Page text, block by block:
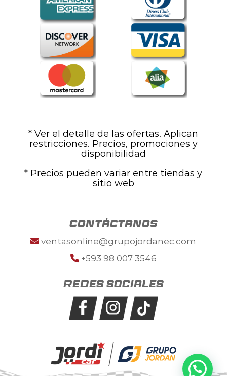
* Ver el detalle de las ofertas. Aplican
restricciones. Precios, promociones y
disponibilidad
* Precios pueden variar entre tiendas y
sitio web
contáctanos
ventasonline@grupojordanec.com
+593 98 007 3546
Redes sociales